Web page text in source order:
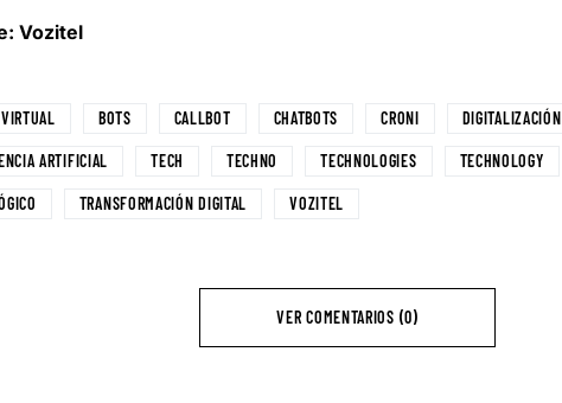
Vozitel
BOTS CALLBOT CHATBOTS CRONI DIGITALIZACIÓN
ARTIFICIAL TECH TECHNO TECHNOLOGIES TECHNOLOGY
TRANSFORMACIÓN DIGITAL VOZITEL
VER COMENTARIOS (0)